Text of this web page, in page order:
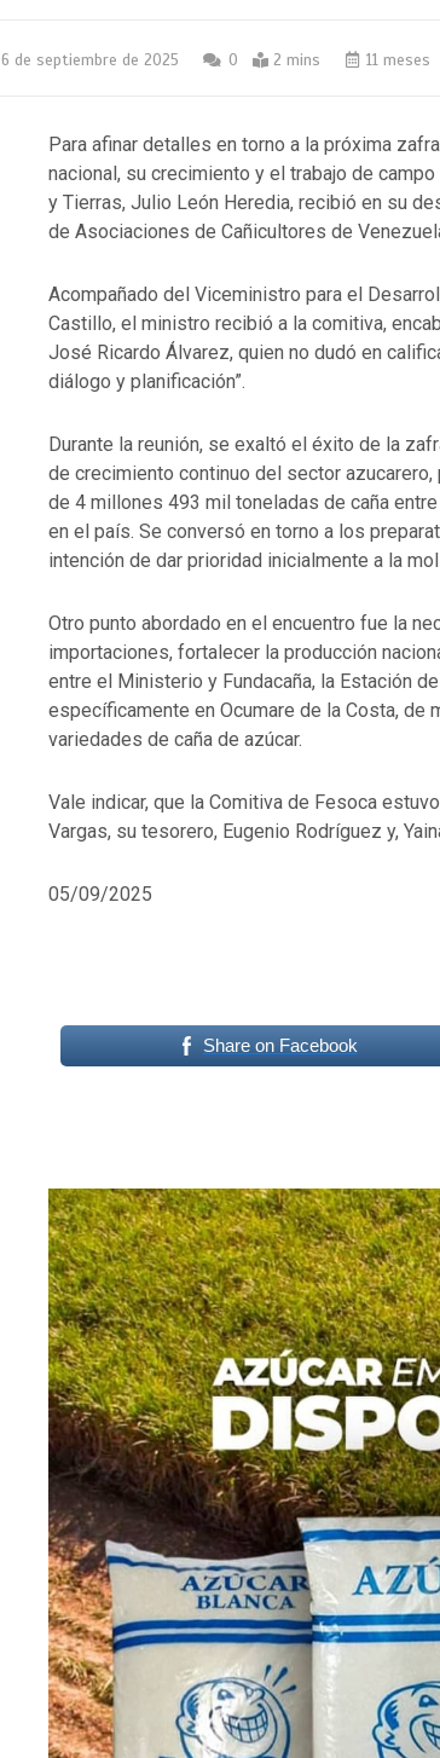
6 de septiembre de 2025 0 2 mins 11 meses
Para afinar detalles en torno a la próxima
nacional, su crecimiento y el trabajo de
y Tierras, Julio León Heredia, recibió en su
de Asociaciones de Cañicultores de
Acompañado del Viceministro para el
Castillo, el ministro recibió a la comitiva,
José Ricardo Álvarez, quien no dudó en
diálogo y planificación”.
Durante la reunión, se exaltó el éxito de la
de crecimiento continuo del sector
de 4 millones 493 mil toneladas de caña
en el país. Se conversó en torno a los
intención de dar prioridad inicialmente a la
Otro punto abordado en el encuentro fue la
importaciones, fortalecer la producción
entre el Ministerio y Fundacaña, la Estación
específicamente en Ocumare de la Costa, de
variedades de caña de azúcar.
Vale indicar, que la Comitiva de Fesoca
Vargas, su tesorero, Eugenio Rodríguez y,
05/09/2025
Share on Facebook